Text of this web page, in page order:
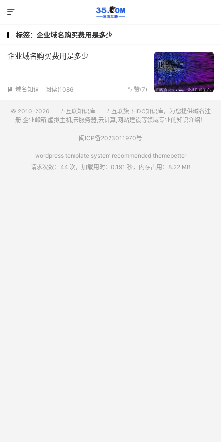

标签：企业域名购买费用是多少
企业域名购买费用是多少
 域名知识 阅读(1086)  赞(7)
© 2010-2026 三五互联知识库 三五互联旗下IDC知识库，为您提供域名注
册,企业邮箱,虚拟主机,云服务器,云计算,网站建设等领域专业的知识介绍！
闽ICP备2023011970号
wordpress template system recommended themebetter
请求次数：44 次，加载用时：0.191 秒，内存占用：8.22 MB